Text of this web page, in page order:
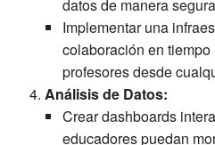
datos de manera
Implementar una
colaboración en
profesores desde
Análisis de Datos:
Crear dashboards
educadores puedan